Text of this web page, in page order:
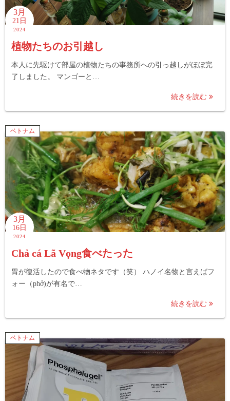
3月
21日
2024
植物たちのお引越し
本人に先駆けて部屋の植物たちの事務所への引っ越しがほぼ完
了しました。 マンゴーと…
続きを読む
ベトナム
3月
16日
2024
Chả cá Lã Vọng食べたった
胃が復活したので食べ物ネタです（笑） ハノイ名物と言えばフ
ォー（phở)が有名で…
続きを読む
ベトナム